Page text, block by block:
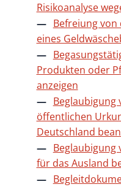
Risikoanalyse
Befreiung
eines
Produkten oder
anzeigen
Beglaubigung
öffentlichen
Deutschland
für das Ausland